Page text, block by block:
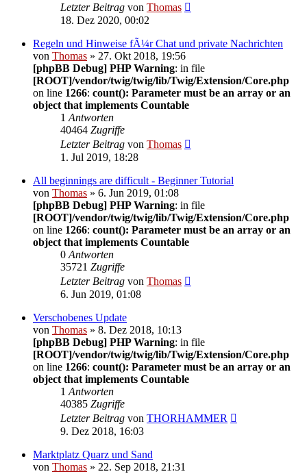
Letzter Beitrag von Thomas
18. Dez 2020, 00:02
Regeln und Hinweise fÃ¼r Chat und private Nachrichten
von Thomas » 27. Okt 2018, 19:56
[phpBB Debug] PHP Warning: in file
[ROOT]/vendor/twig/twig/lib/Twig/Extension/Core.php
on line 1266: count(): Parameter must be an array or an
object that implements Countable
1 Antworten
40464 Zugriffe
Letzter Beitrag von Thomas
1. Jul 2019, 18:28
All beginnings are difficult - Beginner Tutorial
von Thomas » 6. Jun 2019, 01:08
[phpBB Debug] PHP Warning: in file
[ROOT]/vendor/twig/twig/lib/Twig/Extension/Core.php
on line 1266: count(): Parameter must be an array or an
object that implements Countable
0 Antworten
35721 Zugriffe
Letzter Beitrag von Thomas
6. Jun 2019, 01:08
Verschobenes Update
von Thomas » 8. Dez 2018, 10:13
[phpBB Debug] PHP Warning: in file
[ROOT]/vendor/twig/twig/lib/Twig/Extension/Core.php
on line 1266: count(): Parameter must be an array or an
object that implements Countable
1 Antworten
40385 Zugriffe
Letzter Beitrag von THORHAMMER
9. Dez 2018, 16:03
Marktplatz Quarz und Sand
von Thomas » 22. Sep 2018, 21:31